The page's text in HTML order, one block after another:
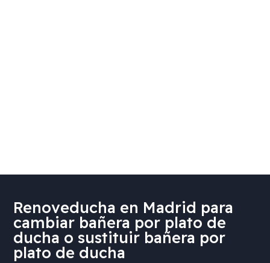
Renoveducha en Madrid para
cambiar bañera por plato de
ducha o sustituir bañera por
plato de ducha